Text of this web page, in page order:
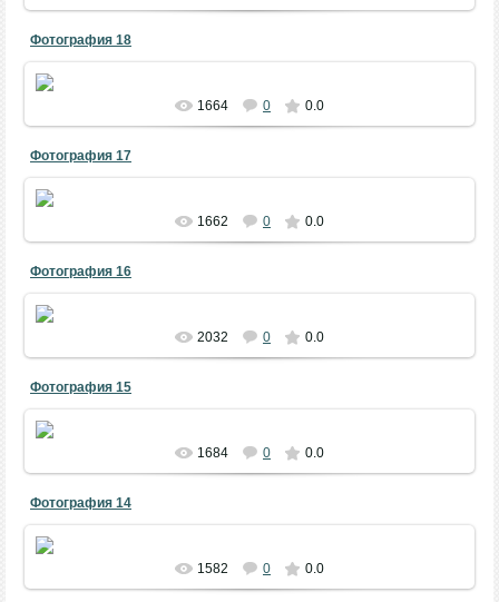
Фотография 18
1664 0 0.0
Фотография 17
1662 0 0.0
Фотография 16
2032 0 0.0
Фотография 15
1684 0 0.0
Фотография 14
1582 0 0.0